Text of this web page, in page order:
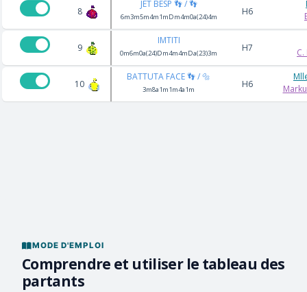
8
JET BESP 👣 / 👣
6m3m5m4m1mDm4m0a(24)4m H6
9
IMTITI
0m6m0a(24)Dm4m4mDa(23)3m H7 C.
10
BATTUTA FACE 👣 / 🔩
3m8a1m1m4a1m H6
MODE D'EMPLOI
Comprendre et utiliser le tableau des
partants